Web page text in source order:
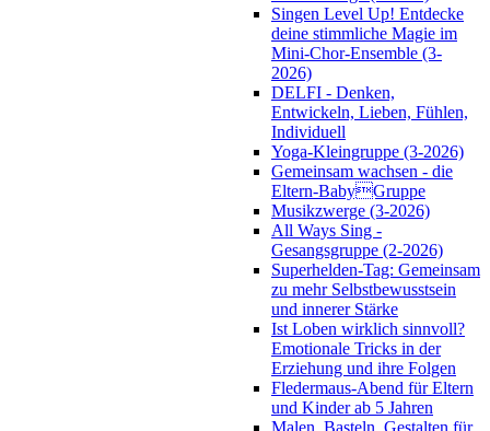
Singen Level Up! Entdecke
deine stimmliche Magie im
Mini-Chor-Ensemble (3-
2026)
DELFI - Denken,
Entwickeln, Lieben, Fühlen,
Individuell
Yoga-Kleingruppe (3-2026)
Gemeinsam wachsen - die
Eltern-BabyGruppe
Musikzwerge (3-2026)
All Ways Sing -
Gesangsgruppe (2-2026)
Superhelden-Tag: Gemeinsam
zu mehr Selbstbewusstsein
und innerer Stärke
Ist Loben wirklich sinnvoll?
Emotionale Tricks in der
Erziehung und ihre Folgen
Fledermaus-Abend für Eltern
und Kinder ab 5 Jahren
Malen, Basteln, Gestalten für